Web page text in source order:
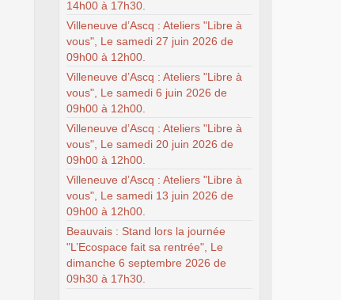
14h00 à 17h30.
Villeneuve d’Ascq : Ateliers "Libre à
vous", Le samedi 27 juin 2026 de
09h00 à 12h00.
Villeneuve d’Ascq : Ateliers "Libre à
vous", Le samedi 6 juin 2026 de
09h00 à 12h00.
Villeneuve d’Ascq : Ateliers "Libre à
vous", Le samedi 20 juin 2026 de
09h00 à 12h00.
Villeneuve d’Ascq : Ateliers "Libre à
vous", Le samedi 13 juin 2026 de
09h00 à 12h00.
Beauvais : Stand lors la journée
"L’Ecospace fait sa rentrée", Le
dimanche 6 septembre 2026 de
09h30 à 17h30.